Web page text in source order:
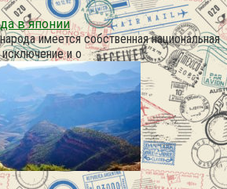
в японии
имеется собственная национальная
и о